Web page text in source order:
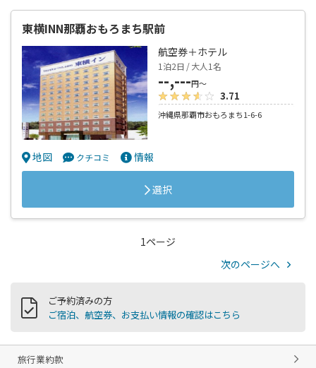
東横INN那覇おもろまち駅前
航空券＋ホテル
1泊2日 / 大人1名
--,---円～
3.71
沖縄県那覇市おもろまち1-6-6
地図 クチコミ 情報
選択
1ページ
次のページへ
ご予約済みの方
ご宿泊、航空券、お支払い情報の確認はこちら
旅行業約款